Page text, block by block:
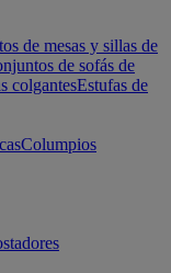
de mesas y sillas de
de sofás de
colgantesEstufas de
Columpios